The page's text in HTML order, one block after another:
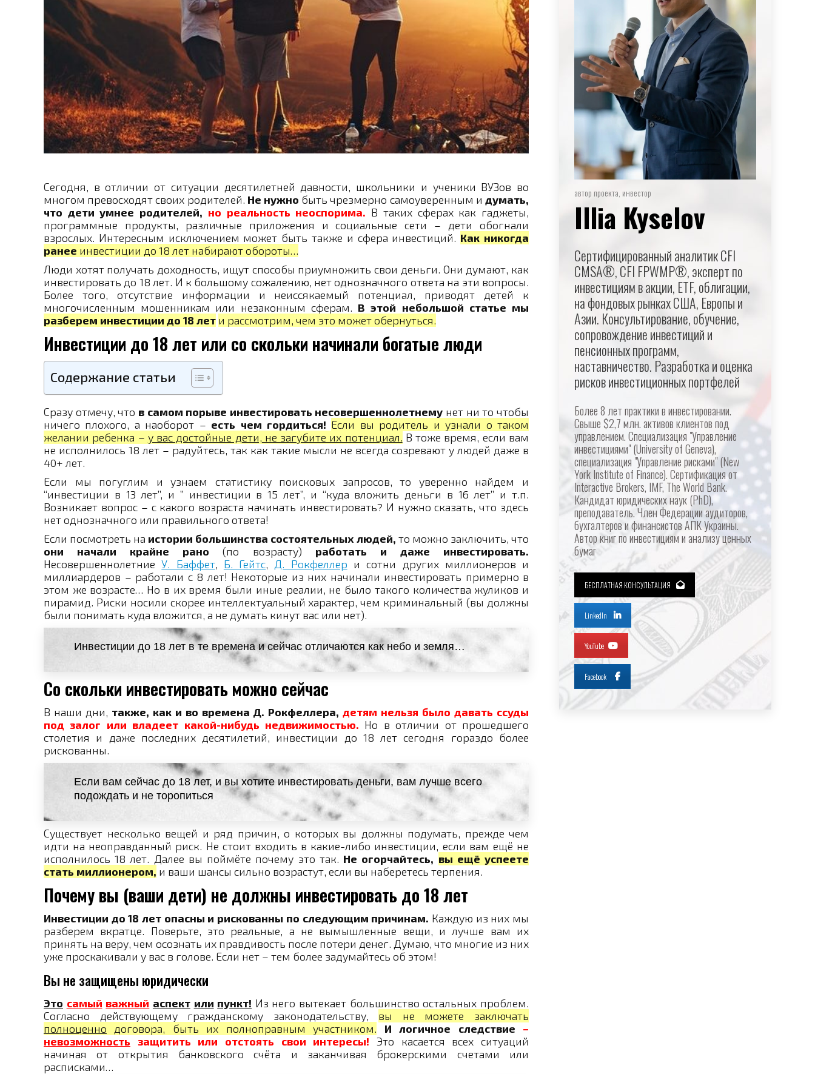
Сегодня, в отличии от ситуации десятилетней давности, школьники и ученики ВУЗов во
многом превосходят своих родителей. Не нужно быть чрезмерно самоуверенным идумать,
что дети умнее родителей, но реальность неоспорима. В таких сферах как гаджеты,
программные продукты, различные приложения и социальные сети – дети обогнали
взрослых. Интересным исключением может быть также и сфера инвестиций. Как никогда
ранее инвестиции до 18 лет набирают обороты…
Люди хотят получать доходность, ищут способы приумножить свои деньги. Они думают, как
инвестировать до 18 лет. И к большому сожалению, нет однозначного ответа на эти вопросы.
Более того, отсутствие информации и неиссякаемый потенциал, приводят детей к
многочисленным мошенникам или незаконным сферам. В этой небольшой статье мы
разберем инвестиции до 18 лет и рассмотрим, чем это может обернуться.
Инвестиции до 18 лет или со скольки начинали богатые люди
Содержание статьи
Сразу отмечу, что в самом порыве инвестировать несовершеннолетнему нет ни то чтобы
ничего плохого, а наоборот – есть чем гордиться! Если вы родитель и узнали о таком
желании ребенка – у вас достойные дети, не загубите их потенциал. В тоже время, если вам
не исполнилось 18 лет – радуйтесь, так как такие мысли не всегда созревают у людей даже в
40+ лет.
Если мы погуглим и узнаем статистику поисковых запросов, то уверенно найдем и
“инвестиции в 13 лет”, и ” инвестиции в 15 лет”, и “куда вложить деньги в 16 лет” и т.п.
Возникает вопрос – с какого возраста начинать инвестировать? И нужно сказать, что здесь
нет однозначного или правильного ответа!
Если посмотреть на истории большинства состоятельных людей, то можно заключить, что
они начали крайне рано (по возрасту) работать и даже инвестировать.
НесовершеннолетниеУ. Баффет, Б. Гейтс, Д. Рокфеллер и сотни других миллионеров и
миллиардеров – работали с 8 лет! Некоторые из них начинали инвестировать примерно в
этом же возрасте… Но в их время были иные реалии, не было такого количества жуликов и
пирамид. Риски носили скорее интеллектуальный характер, чем криминальный (вы должны
были понимать куда вложится, а не думать кинут вас или нет).
Инвестиции до 18 лет в те времена и сейчас отличаются как небо и земля…
Со скольки инвестировать можно сейчас
В наши дни, также, как и во времена Д. Рокфеллера, детям нельзя было давать ссуды
под залог или владеет какой-нибудь недвижимостью. Но в отличии от прошедшего
столетия и даже последних десятилетий, инвестиции до 18 лет сегодня гораздо более
рискованны.
Если вам сейчас до 18 лет, и вы хотите инвестировать деньги, вам лучше всего
подождать и не торопиться
Существует несколько вещей и ряд причин, о которых вы должны подумать, прежде чем
идти на неоправданный риск. Не стоит входить в какие-либо инвестиции, если вам ещё не
исполнилось 18 лет. Далее вы поймёте почему это так. Не огорчайтесь, вы ещё успеете
стать миллионером, и ваши шансы сильно возрастут, если вы наберетесь терпения.
Почему вы (ваши дети) не должны инвестировать до 18 лет
Инвестиции до 18 лет опасны и рискованны по следующим причинам. Каждую из них мы
разберем вкратце. Поверьте, это реальные, а не вымышленные вещи, и лучше вам их
принять на веру, чем осознать их правдивость после потери денег. Думаю, что многие из них
уже проскакивали у вас в голове. Если нет – тем более задумайтесь об этом!
Вы не защищены юридически
Это самый важный аспект или пункт! Из него вытекает большинство остальных проблем.
Согласно действующему гражданскому законодательству, вы не можете заключать
полноценно договора, быть их полноправным участником. И логичное следствие
–
невозможность защитить или отстоять свои интересы! Это касается всех ситуаций
начиная от открытия банковского счёта и заканчивая брокерскими счетами или
расписками…
автор проекта, инвестор
Illia Kyselov
Сертифицированный аналитик CFI
CMSA®, CFI FPWMP®, эксперт по
инвестициям в акции, ETF, облигации,
на фондовых рынках США, Европы и
Азии. Консультирование, обучение,
сопровождение инвестиций и
пенсионных программ,
наставничество. Разработка и оценка
рисков инвестиционных портфелей
Более 8 лет практики в инвестировании.
Свыше $2,7 млн. активов клиентов под
управлением. Специализация "Управление
инвестициями" (University of Geneva),
специализация "Управление рисками" (New
York Institute of Finance). Сертификация от
Interactive Brokers, IMF, The World Bank.
Кандидат юридических наук (PhD),
преподаватель. Член Федерации аудиторов,
бухгалтеров и финансистов АПК Украины.
Автор книг по инвестициям и анализу ценных
бумаг
БЕСПЛАТНАЯ КОНСУЛЬТАЦИЯ
LinkedIn
YouTube
Facebook